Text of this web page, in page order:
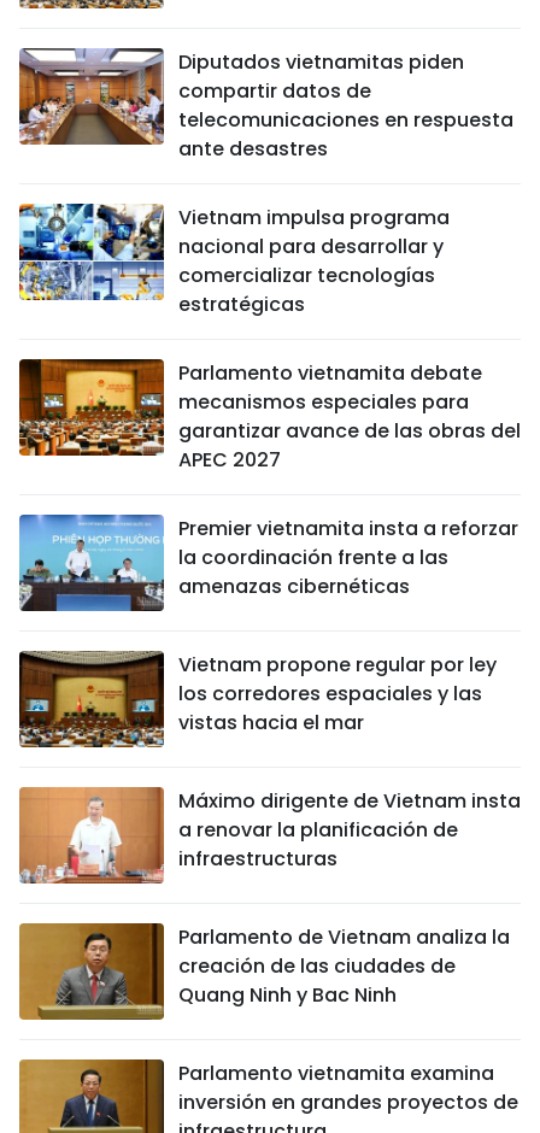
Diputados vietnamitas piden
compartir datos de
telecomunicaciones en respuesta
ante desastres
Vietnam impulsa programa
nacional para desarrollar y
comercializar tecnologías
estratégicas
Parlamento vietnamita debate
mecanismos especiales para
garantizar avance de las obras del
APEC 2027
Premier vietnamita insta a reforzar
la coordinación frente a las
amenazas cibernéticas
Vietnam propone regular por ley
los corredores espaciales y las
vistas hacia el mar
Máximo dirigente de Vietnam insta
a renovar la planificación de
infraestructuras
Parlamento de Vietnam analiza la
creación de las ciudades de
Quang Ninh y Bac Ninh
Parlamento vietnamita examina
inversión en grandes proyectos de